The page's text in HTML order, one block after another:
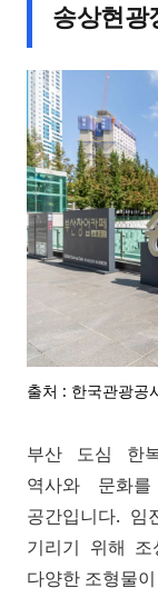
송상현광
출처 : 한국관광공
부산 도심 한
역사와 문화
공간입니다. 임
기리기 위해
다양한 조형물